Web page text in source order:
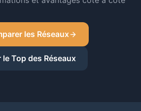
les Réseaux
le Top des Réseaux